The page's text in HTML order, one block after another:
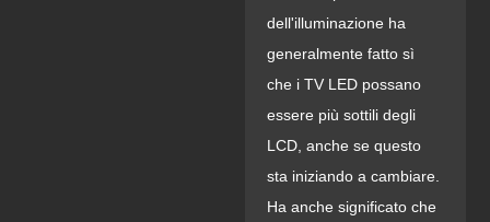
dell'illuminazione ha
generalmente fatto sì
che i TV LED possano
essere più sottili degli
LCD, anche se questo
sta iniziando a cambiare.
Ha anche significato che